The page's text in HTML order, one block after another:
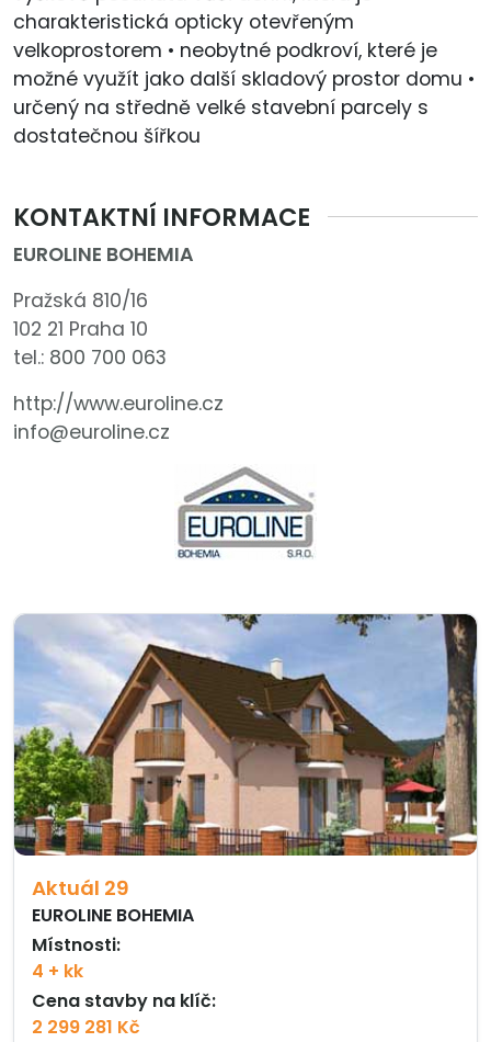
charakteristická opticky otevřeným
velkoprostorem • neobytné podkroví, které je
možné využít jako další skladový prostor domu •
určený na středně velké stavební parcely s
dostatečnou šířkou
KONTAKTNÍ INFORMACE
EUROLINE BOHEMIA
Pražská 810/16
102 21 Praha 10
tel.: 800 700 063
http://www.euroline.cz
info@euroline.cz
Aktuál 29
EUROLINE BOHEMIA
Místnosti:
4 + kk
Cena stavby na klíč:
2 299 281 Kč